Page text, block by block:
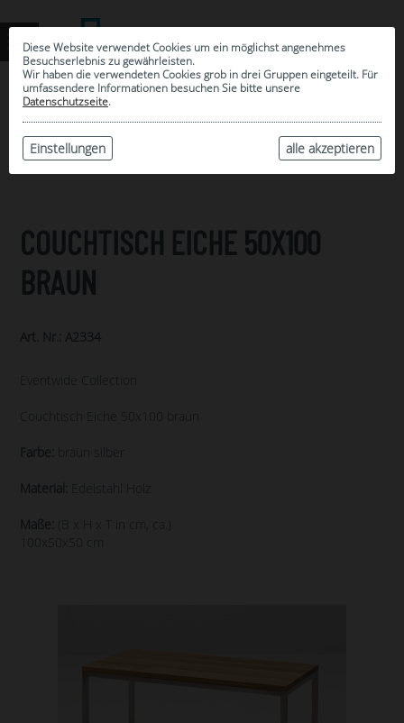
Diese Website verwendet Cookies um ein möglichst angenehmes
Besuchserlebnis zu gewährleisten.
Wir haben die verwendeten Cookies grob in drei Gruppen eingeteilt. Für
umfassendere Informationen besuchen Sie bitte unsere
Datenschutzseite.
alle akzeptieren
Einstellungen
ARCHIV
COUCHTISCH EICHE 50X100
BRAUN
Art. Nr.: A2334
Eventwide Collection
Couchtisch Eiche 50x100 braun
Farbe: braun silber
Material: Edelstahl Holz
Maße:
(B x H x T in cm, ca.)